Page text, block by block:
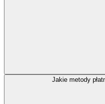
Jakie metody